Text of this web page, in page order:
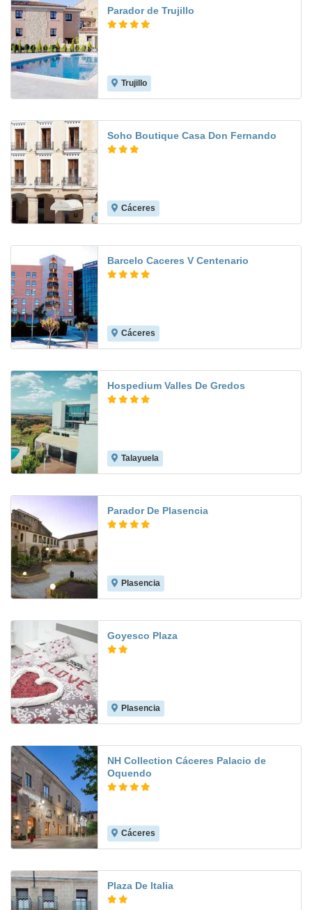
Parador de Trujillo
Trujillo
Soho Boutique Casa Don Fernando
Cáceres
Barcelo Caceres V Centenario
Cáceres
Hospedium Valles De Gredos
Talayuela
Parador De Plasencia
Plasencia
Goyesco Plaza
Plasencia
NH Collection Cáceres Palacio de
Oquendo
Cáceres
Plaza De Italia